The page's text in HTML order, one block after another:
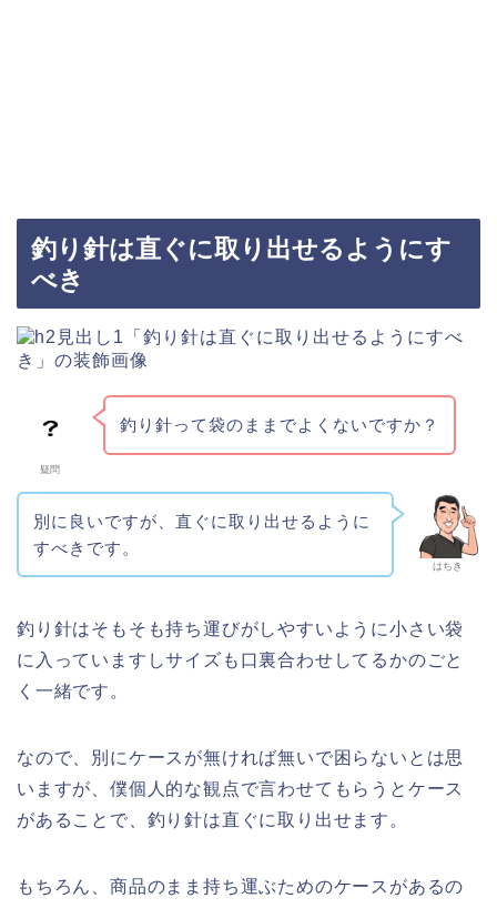
釣り針は直ぐに取り出せるようにす
べき
疑問
釣り針って袋のままでよくないですか？
はちき
別に良いですが、直ぐに取り出せるように
すべきです。
釣り針はそもそも持ち運びがしやすいように小さい袋
に入っていますしサイズも口裏合わせしてるかのごと
く一緒です。
なので、別にケースが無ければ無いで困らないとは思
いますが、僕個人的な観点で言わせてもらうとケース
があることで、釣り針は直ぐに取り出せます。
もちろん、商品のまま持ち運ぶためのケースがあるの